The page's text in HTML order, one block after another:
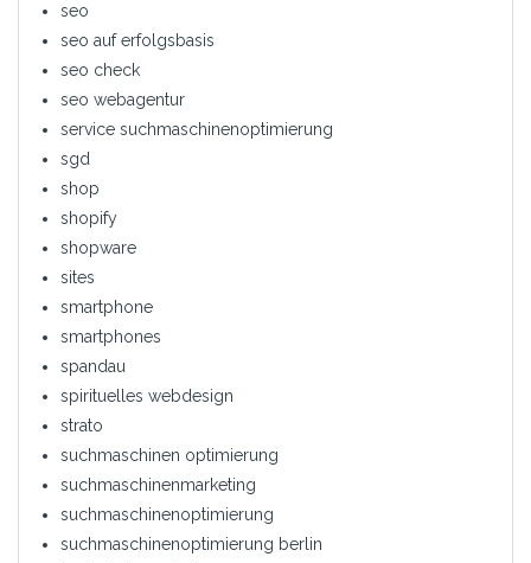
seo
seo auf erfolgsbasis
seo check
seo webagentur
service suchmaschinenoptimierung
sgd
shop
shopify
shopware
sites
smartphone
smartphones
spandau
spirituelles webdesign
strato
suchmaschinen optimierung
suchmaschinenmarketing
suchmaschinenoptimierung
suchmaschinenoptimierung berlin